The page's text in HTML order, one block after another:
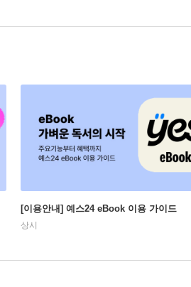
[이용안내] 예스24 eBook 이용 가이드
상시